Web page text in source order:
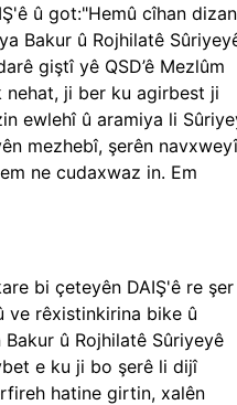
û got:"Hemû cîhan
Bakur û Rojhilatê
giştî yê QSD’ê Mezlûm
nehat, ji ber ku agirbest ji
ewlehî û aramiya li
mezhebî, şerên
ne cudaxwaz in. Em
bi çeteyên DAIŞ'ê re şer
ve rêxistinkirina bike û
û Rojhilatê Sûriyeyê
e ku ji bo şerê li dijî
hatine girtin, xalên